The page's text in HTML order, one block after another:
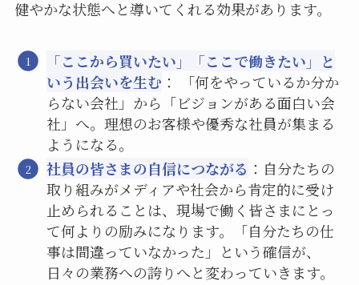
健やかな状態へと導いてくれる効果があります。
「ここから買いたい」「ここで働きたい」と
いう出会いを生む ： 「何をやっているか分か
らない会社」から「ビジョンがある面白い会
社」へ。理想のお客様や優秀な社員が集まる
ようになる。
社員の皆さまの自信につながる ：自分たちの
取り組みがメディアや社会から肯定的に受け
止められることは、現場で働く皆さまにとっ
て何よりの励みになります。「自分たちの仕
事は間違っていなかった」という確信が、
日々の業務への誇りへと変わっていきます。